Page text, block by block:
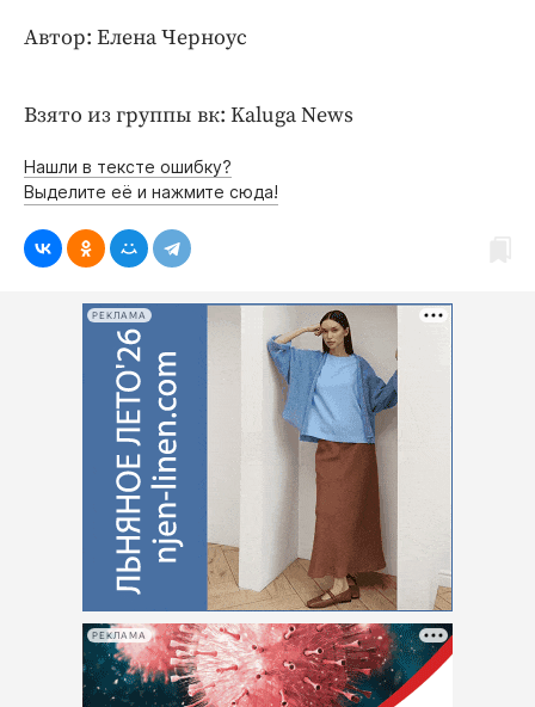
Клиника года
Работодатель года
Автор: Елена Черноус
Взято из группы вк: Kaluga News
Нашли в тексте ошибку?
Выделите её и нажмите сюда!
РЕКЛАМА
РЕКЛАМА